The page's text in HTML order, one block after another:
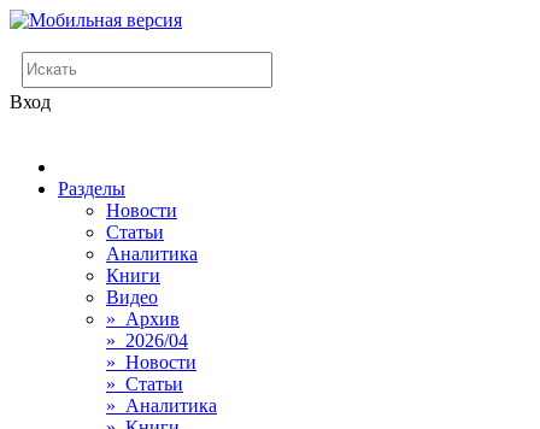
Вход
Разделы
Новости
Статьи
Аналитика
Книги
Видео
» Архив
» 2026/04
» Новости
» Статьи
» Аналитика